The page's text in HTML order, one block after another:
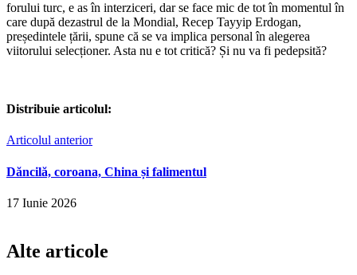
forului turc, e as în interziceri, dar se face mic de tot în momentul în
care după dezastrul de la Mondial, Recep Tayyip Erdogan,
președintele țării, spune că se va implica personal în alegerea
viitorului selecționer. Asta nu e tot critică? Și nu va fi pedepsită?
Distribuie articolul:
Articolul anterior
Dăncilă, coroana, China și falimentul
17 Iunie 2026
Alte articole